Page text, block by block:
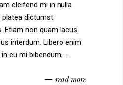
eleifend mi in nulla
platea dictumst
Etiam non quam lacus
interdum. Libero enim
eu mi bibendum.
read more